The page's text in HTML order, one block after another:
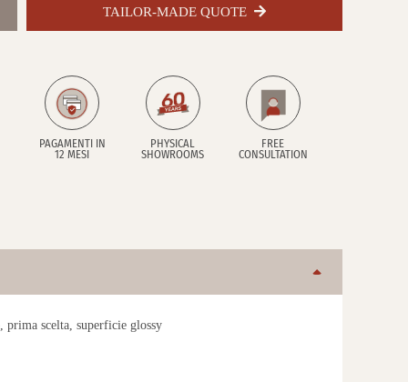
TAILOR-MADE QUOTE
PAGAMENTI IN
12 MESI
PHYSICAL
SHOWROOMS
FREE
CONSULTATION
prima scelta, superficie glossy